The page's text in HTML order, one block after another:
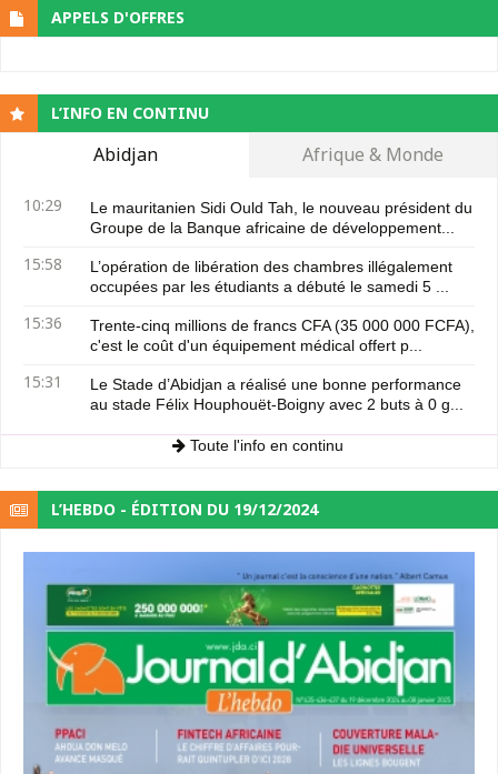
APPELS D'OFFRES
L’INFO EN CONTINU
Abidjan Afrique & Monde
10:29
Le mauritanien Sidi Ould Tah, le nouveau président du
Groupe de la Banque africaine de développement...
15:58
L’opération de libération des chambres illégalement
occupées par les étudiants a débuté le samedi 5 ...
15:36
Trente-cinq millions de francs CFA (35 000 000 FCFA),
c'est le coût d'un équipement médical offert p...
15:31
Le Stade d’Abidjan a réalisé une bonne performance
au stade Félix Houphouët-Boigny avec 2 buts à 0 g...
Toute l'info en continu
L’HEBDO - ÉDITION DU 19/12/2024